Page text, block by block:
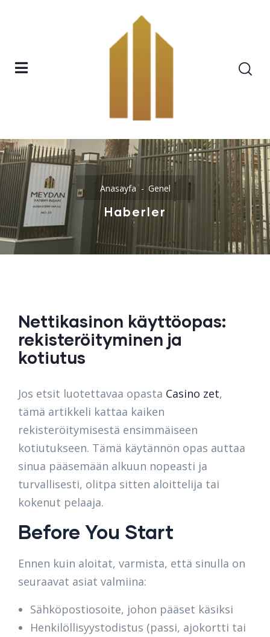
Anasayfa Genel
Haberler
Nettikasinon käyttöopas:
rekisteröityminen ja
kotiutus
Jos etsit luotettavaa opasta Casino zet,
tämä artikkeli kattaa kaiken
rekisteröitymisestä ensimmäiseen
kotiutukseen. Tämä käytännön opas auttaa
sinua pääsemään alkuun nopeasti ja
turvallisesti, olitpa sitten aloittelija tai
kokenut pelaaja.
Before You Start
Ennen kuin aloitat, varmista, että sinulla on
seuraavat asiat valmiina:
Sähköpostiosoite, johon pääset käsiksi
Henkilöllisyystodistus (passi, ajokortti tai